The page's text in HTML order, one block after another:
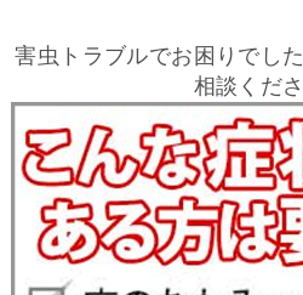
害虫トラブルでお困りでし
相談くださ